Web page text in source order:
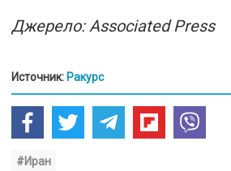
Джерело: Associated Press
Источник: Ракурс
#Иран